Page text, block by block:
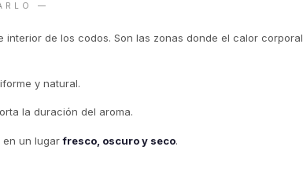
—
interior de los codos. Son las zonas donde el calor corporal
y natural.
la duración del aroma.
en un lugarfresco, oscuro y seco.